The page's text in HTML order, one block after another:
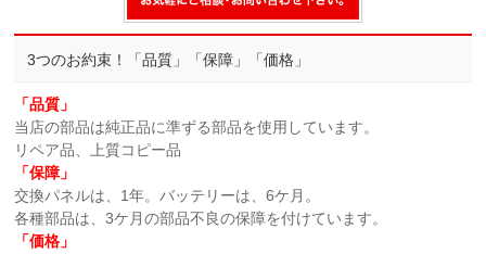
3つのお約束！「品質」「保障」「価格」
「品質」
当店の部品は純正品に準ずる部品を使用しています。
リペア品、上質コピー品
「保障」
交換パネルは、1年。バッテリーは、6ケ月。
各種部品は、3ケ月の部品不良の保障を付けています。
「価格」